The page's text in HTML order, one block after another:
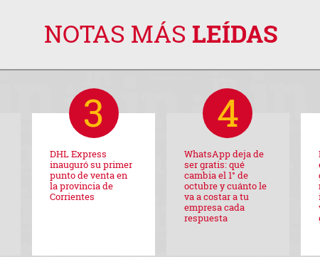
NOTAS MÁS LEÍDAS
DHL Express
inauguró su primer
punto de venta en
la provincia de
Corrientes
WhatsApp deja de
ser gratis: qué
cambia el 1° de
octubre y cuánto le
va a costar a tu
empresa cada
respuesta